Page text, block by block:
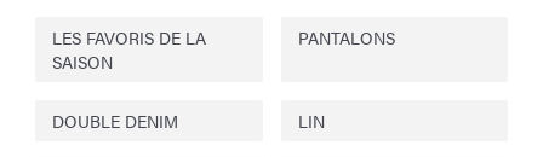
LES FAVORIS DE LA
SAISON
PANTALONS
DOUBLE DENIM LIN